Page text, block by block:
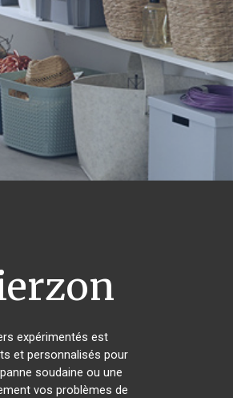
expérimentés est
et personnalisés pour
soudaine ou une
vos problèmes de